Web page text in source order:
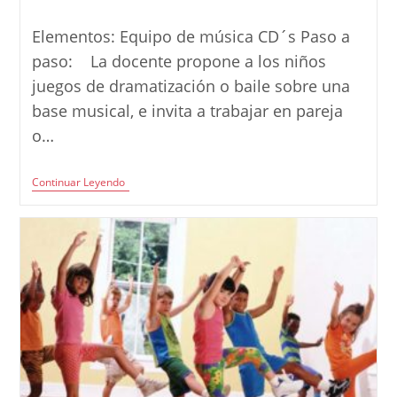
entrada:
Elementos: Equipo de música CD´s Paso a
paso: La docente propone a los niños
juegos de dramatización o baile sobre una
base musical, e invita a trabajar en pareja
o…
Continuar LeyendoActividad:
Creación
Coreografías
Simples